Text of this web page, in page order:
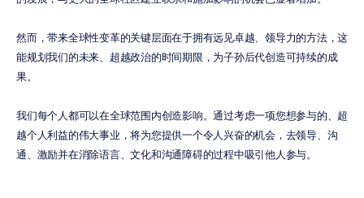
然而，带来全球性变革的关键层面在于拥有远见卓越、领导力的方法，这
能规划我们的未来、超越政治的时间期限，为子孙后代创造可持续的成
果。
我们每个人都可以在全球范围内创造影响。通过考虑一项您想参与的、超
越个人利益的伟大事业，将为您提供一个令人兴奋的机会，去领导、沟
通、激励并在消除语言、文化和沟通障碍的过程中吸引他人参与。